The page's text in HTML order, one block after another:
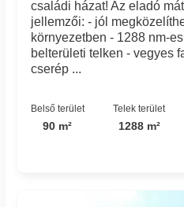
családi házat! Az eladó
jellemzői: - jól
környezetben - 1288 nm-
belterületi telken - vegyes
cserép ...
Belső terület
90 m²
Telek terület
1288 m²